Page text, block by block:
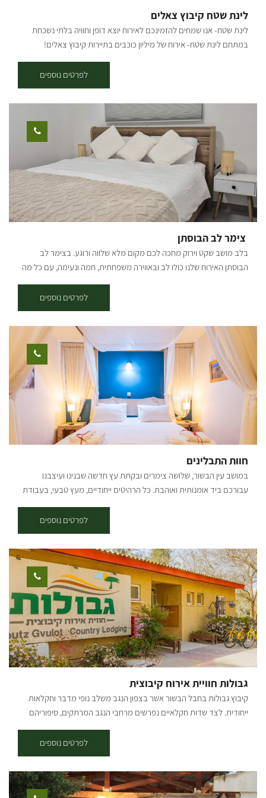
ids="33562,33560,33558,33556,33554,33552,33550,33548,33546"
orderby="rand"]
לינת שטח קיבוץ צאלים
לינת שטח- אנו שמחים להזמינכם לאירוח יוצא דופן וחוויה בלתי נשכחת
במתחם לינת שטח- אירוח של מיליון כוכבים בתיירות קיבוץ צאלים!
כוכבים ושקט פסטורלי בלב המדבר. במתחם סוכות לינה מוארות מרווחות
ונעימות, מטבח מאובזר לשימוש האורחים הכולל מקררים, כיורים ושולחן
עבודה, כירת גז ומנגלים, פינות למדורה, שולחנות קק"ל, שירותים ומקלחות
מאובזרים היטב ומים חמים 24/7. בסוכות הלינה תאורה, מחצלות ומזרנים,
נקודות חשמל, שולחנות וספסלים. אירוח בקיבוץ צאלים היושב על נחל
הבשור במועצה האזורית אשכול, מקנה לכם בנוסף למתחם לינת השטח
כניסה חופשית לבריכת השחייה (בעונה). מחירים: החל מ- 125 ש"ח לאדם
כולל אמצ"ש וסופ"ש כולל דרום אדום בריכה- בריכת שחייה חצי אולימפית
יפהפייה, מטופחת ומטופחת, מגרשי ספורט, כדורעף חופים, טניס, כדורסל
וכדורגל. אירועים- המקום המושלם לאירוע שלכם! תנו לנו להפוך את
האירוע שלכם לחוויה בלתי נשכחת. אירועי חברה, ימי כיף וגיבוש,
הולדת ועוד. ארוחת בוקר בתוספת תשלום והזמנה מראש
לפרטים נוספים
צימר לב הבוסתן
בלב מושב שקט וירוק מחכה לכם מקום מלא שלווה ורוגע. בצימר לב
הבוסתן האירוח שלנו כולו לב ובאווירה משפחתית, חמה ונעימה, עם כל מה
מקום קסום של טבע, חיבורים ושקט אמיתי בין עצים, פרחים ופכפוך מים.
המקום נבנה באהבה גדולה, לזכר בננו איתן חובה ז"ל, ילד מיוחד ומלא אור,
שנפטר בשנת 2022 בגיל 13 וחצי. ביחידת האירוח תיהנו מ: מיטה זוגית
גדולה ונעימה בחדר השינה ספה נפתחת בסלון שני מזרנים כתוספת לפי
הצורך מיטת תינוק – בתיאום מראש בלבד הצימר מתאים ל: משפחה עם
עד 3 ילדים + תינוק שני זוגות או שני זוגות + מזרן על הרצפה + מיטת תינוק
* תפוסה מלאה: עד 6 אנשים (עם תוספת מזרנים על הרצפה) [gallery
columns="4" ids="31854,31846,31842,31832" orderby="rand"]
לפרטים נוספים
חוות התבלינים
במושב עין הבשור, שלושה צימרים ובקתת עץ חדשה שבנינו ועיצבנו
עבורכם ביד אומנותית ואוהבת. כל הרהיטים ייחודיים, מעץ טבעי, בעבודת
אירוח רומנטיים לזוגות ומשפחות. מה בבקתה? בכל בקתה שני חדרי שינה
נפרדים עם מיטות אפריון ומזגן בכל חדר, טלויזיה עם יציאות לחיבורים,
yes, חיבור לאינטרנט אלחוטי. ג'קוזי משולב עם מקלחת. בבקתות הג'קוזי
גדול במיוחד, מטבח מאובזר עם כלים לבישול, מיקרוגל וכירה חשמלית.
לשומרי שבת פלטה ומיחם. מחוץ לבקתה: יציאה למרפסת מקורה גינה
יפיפייה ומטופחת עם מגוון צמחי תבלין לקטיף עצמי, ערסלים ופינת מנגל.
בחצר הצימרים בריכת דגי נוי גדולה מתחת לגשרון ציורי. ארוחת בוקר
עשירה מוגשת תמורת תשלום בחוות הקרובות. בקיץ בריכת שחייה של
המושב ללא תשלום. לא ניתן להביא בעלי חיים.
לפרטים נוספים
גבולות חוויית אירוח קיבוצית
קיבוץ גבולות בחבל הבשור אשר בצפון הנגב משלב נופי מדבר וחקלאות
ייחודית. לצד שדות חקלאיים נפרשים מרחבי הנגב המרתקים, סיפוריהם
בנגב מבטיח לכם חופשה המשלבת נגיעה קיבוצית עם היסטוריה מפוארת
ושקט ורוגע ללא הפסקה. בגבולות שני מתחמי אירוח: 26 יחידות אירוח
קיבוציות צמודות קרקע המותאמות עד זוג +3 בכל יחידה יש מטבחון עם
מקרר, מיקרוגל וערכת קפה, מזגן, וטלוויזיה בכבלים. אירוח שיתופי: שתי
לפרטים נוספים